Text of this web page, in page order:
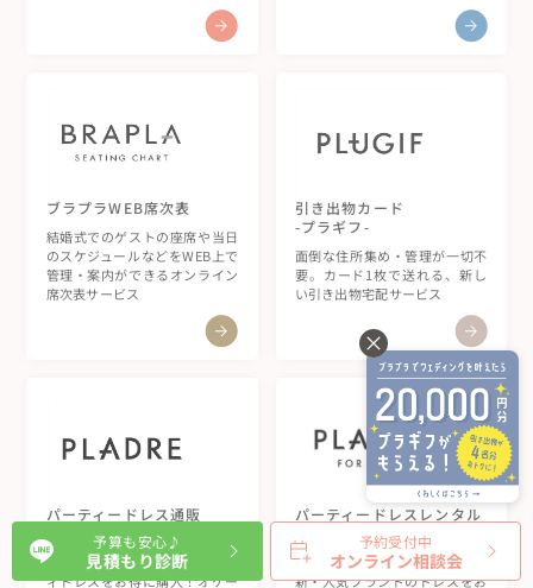
ブラプラWEB席次表
結婚式でのゲストの座席や当日
のスケジュールなどをWEB上で
管理・案内ができるオンライン
席次表サービス
引き出物カード
-プラギフ-
面倒な住所集め・管理が一切不
要。カード1枚で送れる、新し
い引き出物宅配サービス
パーティードレス通販
-プラドレ-
人気ブランドの結婚式のパーテ
ィドレスをお得に購入！オケー
パーティードレスレンタル
-プラドレ for ONCE-
【クーポン利用で5980円〜】最
新・人気ブランドのドレスをお
予算も安心♪
見積もり診断
予約受付中
オンライン相談会